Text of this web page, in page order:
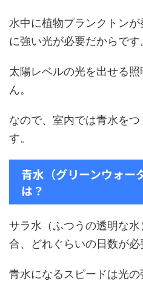
水中に植物プランクトン
に強い光が必要だからです
太陽レベルの光を出せる
ん。
なので、室内では青水を
す。
青水（グリーンウォー
は？
サラ水（ふつうの透明な
合、どれぐらいの日数が必
青水になるスピードは光の